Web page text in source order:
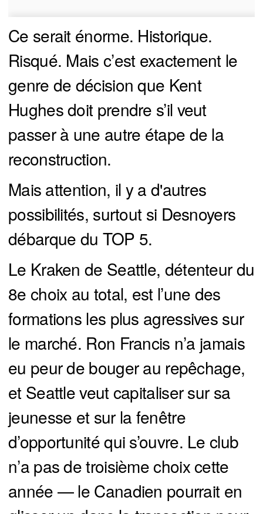
Ce serait énorme. Historique.
Risqué. Mais c’est exactement le
genre de décision que Kent
Hughes doit prendre s’il veut
passer à une autre étape de la
reconstruction.
Mais attention, il y a d'autres
possibilités, surtout si Desnoyers
débarque du TOP 5.
Le Kraken de Seattle, détenteur du
8e choix au total, est l’une des
formations les plus agressives sur
le marché. Ron Francis n’a jamais
eu peur de bouger au repêchage,
et Seattle veut capitaliser sur sa
jeunesse et sur la fenêtre
d’opportunité qui s’ouvre. Le club
n’a pas de troisième choix cette
année — le Canadien pourrait en